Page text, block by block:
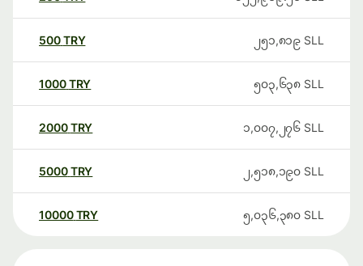
500TRY ၂၅၁,၈၁၉ SLL
1000TRY ၅၀၃,၆၃၈ SLL
2000TRY ၁,၀၀၇,၂၇၆ SLL
5000TRY ၂,၅၁၈,၁၉၀ SLL
10000 TRY ၅,၀၃၆,၃၈၀ SLL